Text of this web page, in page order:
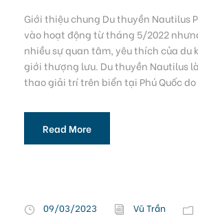
Giới thiệu chung Du thuyền Nautilus
vào hoạt động từ tháng 5/2022
nhiều sự quan tâm, yêu thích của du
giới thượng lưu. Du thuyền Nautilus
thao giải trí trên biển tại Phú Quốc
Read More
09/03/2023 Vũ Trần